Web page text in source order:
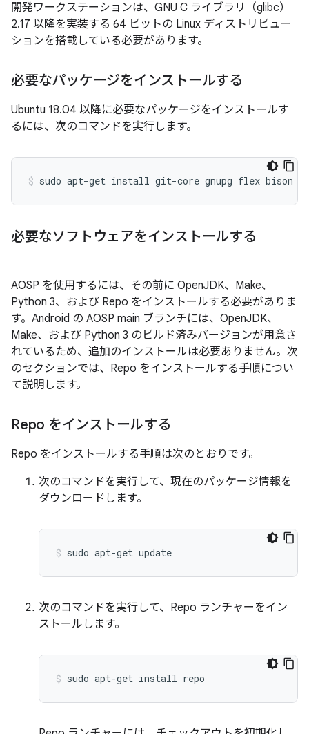
開発ワークステーションは、GNU C ライブラリ（glibc）
2.17 以降を実装する 64 ビットの Linux ディストリビュー
ションを搭載している必要があります。
必要なパッケージをインストールする
Ubuntu 18.04 以降に必要なパッケージをインストールす
るには、次のコマンドを実行します。
sudo apt-get install git-core gnupg flex bison
必要なソフトウェアをインストールする
AOSP を使用するには、その前に OpenJDK、Make、
Python 3、および Repo をインストールする必要がありま
す。Android の AOSP main ブランチには、OpenJDK、
Make、および Python 3 のビルド済みバージョンが用意さ
れているため、追加のインストールは必要ありません。次
のセクションでは、Repo をインストールする手順につい
て説明します。
Repo をインストールする
Repo をインストールする手順は次のとおりです。
次のコマンドを実行して、現在のパッケージ情報を
ダウンロードします。
sudo apt-get update
次のコマンドを実行して、Repo ランチャーをイン
ストールします。
sudo apt-get install repo